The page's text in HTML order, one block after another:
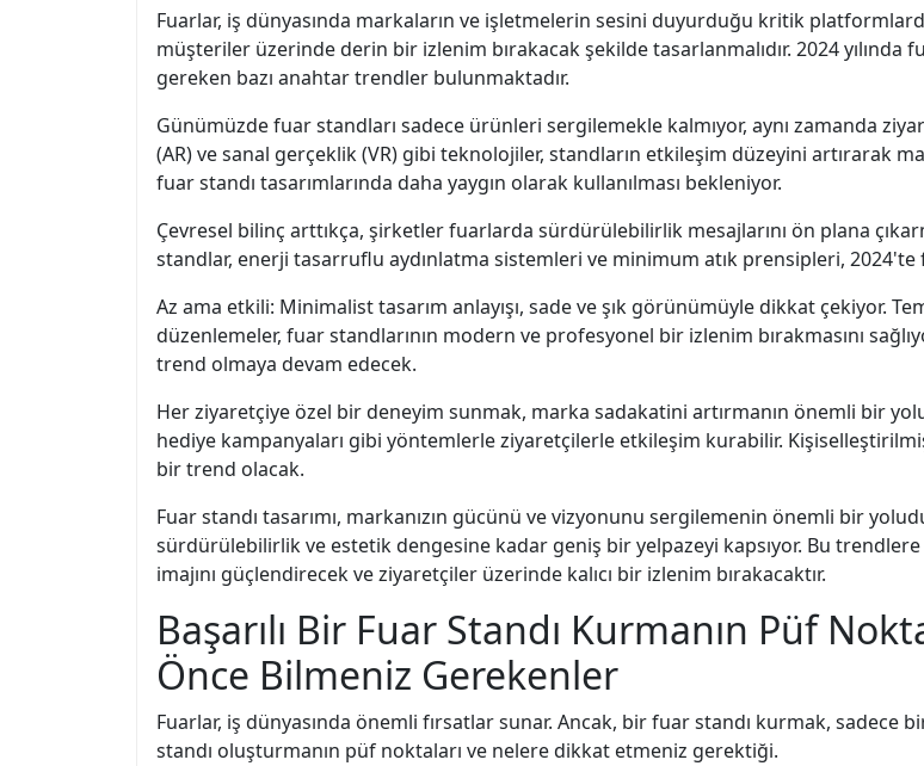
Fuarlar, iş dünyasında markaların ve işletmelerin sesini duyurduğu kritik
müşteriler üzerinde derin bir izlenim bırakacak şekilde tasarlanmalıdır. 2024 yılında
gereken bazı anahtar trendler bulunmaktadır.
Günümüzde fuar standları sadece ürünleri sergilemekle kalmıyor, aynı zamanda
(AR) ve sanal gerçeklik (VR) gibi teknolojiler, standların etkileşim düzeyini artırarak
fuar standı tasarımlarında daha yaygın olarak kullanılması bekleniyor.
Çevresel bilinç arttıkça, şirketler fuarlarda sürdürülebilirlik mesajlarını ön plana
standlar, enerji tasarruflu aydınlatma sistemleri ve minimum atık prensipleri,
Az ama etkili: Minimalist tasarım anlayışı, sade ve şık görünümüyle dikkat çekiyor.
düzenlemeler, fuar standlarının modern ve profesyonel bir izlenim bırakmasını
trend olmaya devam edecek.
Her ziyaretçiye özel bir deneyim sunmak, marka sadakatini artırmanın önemli bir
hediye kampanyaları gibi yöntemlerle ziyaretçilerle etkileşim kurabilir.
bir trend olacak.
Fuar standı tasarımı, markanızın gücünü ve vizyonunu sergilemenin önemli bir
sürdürülebilirlik ve estetik dengesine kadar geniş bir yelpazeyi kapsıyor. Bu
imajını güçlendirecek ve ziyaretçiler üzerinde kalıcı bir izlenim bırakacaktır.
Başarılı Bir Fuar Standı Kurmanın Püf
Önce Bilmeniz Gerekenler
Fuarlar, iş dünyasında önemli fırsatlar sunar. Ancak, bir fuar standı kurmak, sadece
standı oluşturmanın püf noktaları ve nelere dikkat etmeniz gerektiği.